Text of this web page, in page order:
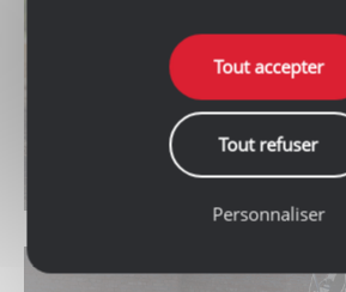
BÉTONS BAS CARBONE ET
Tout accepter
Tout refuser
Personnaliser